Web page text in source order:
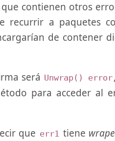
contienen otros
recurrir a paquetes
de contener
será Unwrap() error
para acceder al
que err1 tiene